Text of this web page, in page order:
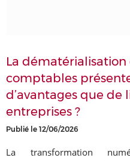
La
comptables
d’avantages que de
entreprises ?
Publié le 12/06/2026
La transformation